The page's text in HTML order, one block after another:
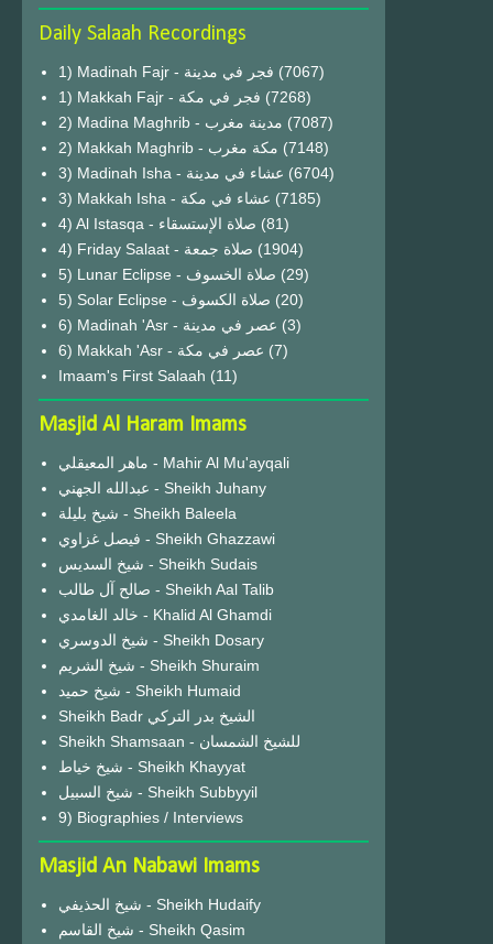
Daily Salaah Recordings
1) Madinah Fajr - فجر في مدينة (7067)
1) Makkah Fajr - فجر في مكة (7268)
2) Madina Maghrib - مدينة مغرب (7087)
2) Makkah Maghrib - مكة مغرب (7148)
3) Madinah Isha - عشاء في مدينة (6704)
3) Makkah Isha - عشاء في مكة (7185)
4) Al Istasqa - صلاة الإستسقاء (81)
4) Friday Salaat - صلاة جمعة (1904)
5) Lunar Eclipse - صلاة الخسوف (29)
(20)
6) Madinah 'Asr - عصر في مدينة (3)
6) Makkah 'Asr - عصر في مكة (7)
Imaam's First Salaah (11)
Masjid Al Haram Imams
ماهر المعيقلي - Mahir Al Mu'ayqali
عبدالله الجهني - Sheikh Juhany
شيخ بليلة - Sheikh Baleela
فيصل غزاوي - Sheikh Ghazzawi
شيخ السديس - Sheikh Sudais
صالح آل طالب - Sheikh Aal Talib
خالد الغامدي - Khalid Al Ghamdi
شيخ الدوسري - Sheikh Dosary
شيخ الشريم - Sheikh Shuraim
شيخ حميد - Sheikh Humaid
Sheikh Badr الشيخ بدر التركي
Sheikh Shamsaan - للشيخ الشمسان
شيخ خياط - Sheikh Khayyat
شيخ السبيل - Sheikh Subbyyil
9) Biographies / Interviews
Masjid An Nabawi Imams
شيخ الحذيفي - Sheikh Hudaify
شيخ القاسم - Sheikh Qasim